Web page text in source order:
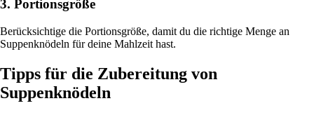
3. Portionsgröße
Berücksichtige die Portionsgröße, damit du die richtige Menge an
Suppenknödeln für deine Mahlzeit hast.
Tipps für die Zubereitung von
Suppenknödeln